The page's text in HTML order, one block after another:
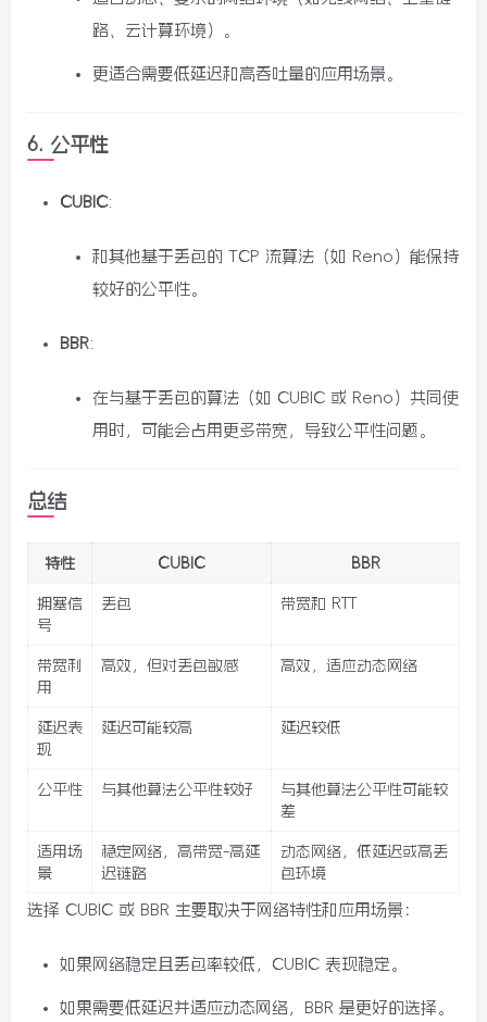
路、云计算环境）。
更适合需要低延迟和高吞吐量的应用场景。
6. 公平性
CUBIC:
和其他基于丢包的 TCP 流算法（如 Reno）能保持
较好的公平性。
BBR:
在与基于丢包的算法（如 CUBIC 或 Reno）共同使
用时，可能会占用更多带宽，导致公平性问题。
总结
特性 CUBIC BBR
拥塞信
号
丢包 带宽和 RTT
带宽利
用
高效，但对丢包敏感 高效，适应动态网络
延迟表
现
延迟可能较高 延迟较低
公平性 与其他算法公平性较好
与其他算法公平性可能较
差
适用场
景
稳定网络，高带宽-高延
迟链路
动态网络，低延迟或高丢
包环境
选择 CUBIC 或 BBR 主要取决于网络特性和应用场景：
如果网络稳定且丢包率较低，CUBIC 表现稳定。
如果需要低延迟并适应动态网络，BBR 是更好的选择。